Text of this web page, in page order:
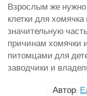
Взрослым же нужно
клетки для
значительную
причинам хомячки
питомцами для
заводчики и
Автор: